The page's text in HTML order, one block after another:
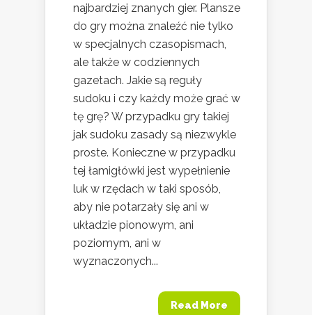
najbardziej znanych gier. Plansze
do gry można znaleźć nie tylko
w specjalnych czasopismach,
ale także w codziennych
gazetach. Jakie są reguły
sudoku i czy każdy może grać w
tę grę? W przypadku gry takiej
jak sudoku zasady są niezwykle
proste. Konieczne w przypadku
tej łamigłówki jest wypełnienie
luk w rzędach w taki sposób,
aby nie potarzały się ani w
układzie pionowym, ani
poziomym, ani w
wyznaczonych...
Read More